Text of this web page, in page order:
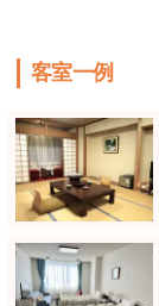
客室一例